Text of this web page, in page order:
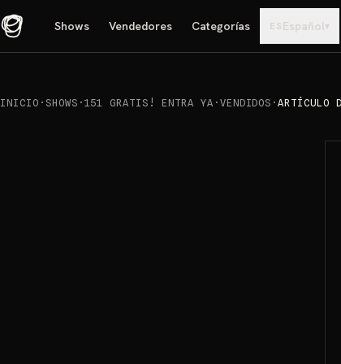
Shows Vendedores Categorías ES Español▾
INICIO · SHOWS · 151 GRATIS! ENTRA YA · VENDIDOS ·ARTÍCULO